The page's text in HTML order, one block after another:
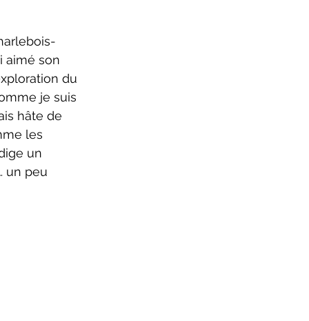
aimé son
du
je suis
hâte de
les
un
un peu